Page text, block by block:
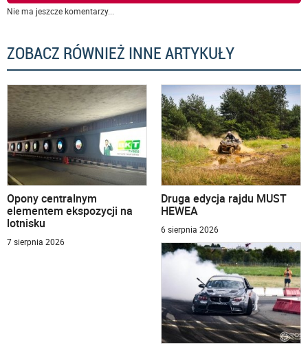
Nie ma jeszcze komentarzy...
ZOBACZ RÓWNIEŻ INNE ARTYKUŁY
Opony centralnym
elementem ekspozycji na
lotnisku
7 sierpnia 2026
Druga edycja rajdu MUST
HEWEA
6 sierpnia 2026